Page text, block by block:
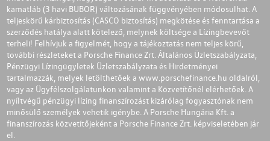
kamatláb (3 havi BUBOR) változásának függvényében módosulhat. A
teljeskörű kárbiztosítás (CASCO biztosítás) megkötése és fenntartása a
szerződés hatálya alatt kötelező, melynek költsége a Lízingbevevőt
terheli! Felhívjuk a figyelmét, hogy a tájékoztatás nem teljes körű,
további részleteket a Porsche Finance Zrt. Általános Üzletszabályzata,
Pénzügyi Lízingügyletek Üzletszabályzata és Hirdetményei
tartalmazzák, melyek letölthetőek a www.porschefinance.hu oldalról,
vagy az Ügyfélszolgálatunkon valamint a Közvetítőnél elérhetőek. A
nyíltvégű pénzügyi lízing finanszírozást kizárólag fogyasztónak nem
minősülő személyek vehetik igénybe. A Porsche Hungária Kft. a
finanszírozás közvetítőjeként a Porsche Finance Zrt. képviseletében jár
el.